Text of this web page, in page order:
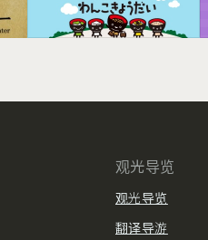
观光导览
观光导览
翻译导游